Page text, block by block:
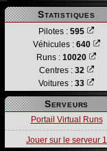
Statistiques
Pilotes : 595
Véhicules : 640
Runs : 10020
Centres : 32
Voitures : 33
Serveurs
Portail Virtual Runs
Jouer sur le serveur 1